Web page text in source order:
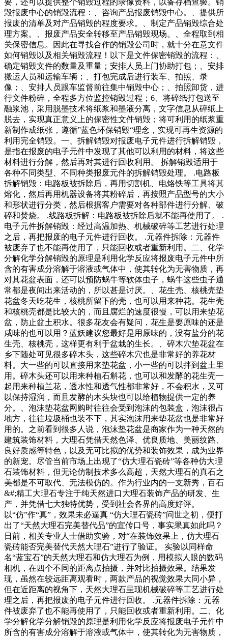
要，还可以提供整个销毁过程的录像资料，以备存档查验。销
毁报废中心的销毁流程：、咨询产品报废销毁中心。、提供所
报废的清单及对产品销毁的程度要求。、制定产品销毁综合处
理方案。、报废产品安全转移至产品销毁现场。、全程取到相
关保密信息。因此在寻找合作的销毁公司时，就十分在意文件
如何销毁以及相关销毁流程！以下是文件保密销毁的流程：、
确定销毁文件的数量及重量；安排人员上门协助打包；、安排
搬运人员和运输车辆；、打包完成后进行装车、拍照、录
像；、安排人员跟车监督前往集中销毁中心；、拍照卸货，进
行文件粉碎，全程多方位监控销毁过程；6、将碎纸打包送至
融浆池，采用脱墨技术将纸浆和墨液分离，文字信息从碎纸上
脱去，实现真正意义上的保密性文件销毁；将可利用的纸浆重
新制作成纸张，遵循”蓝色环保销毁“理念，实现可再生资源的
利用完全销毁。一、拆解销毁对报废电子元件进行拆解销毁，
是指在报废的电子元件中发现了其他可以利用的材料，将这些
材料进行分解，然后再对其进行回收利用。 拆解销毁适用于
各种不同类型、不同种类报废元件的拆解销毁处理。 .电路板
拆解销毁：电路板被拆除后，再用切割机、电烙铁等工具将其
熔化，然后再用机器设备将其粉碎后，再按照产品型号的大小
和形状进行分类，然后根据客户需要对各种部件进行分解、破
碎和焚烧。 .线路板拆解：电路板被拆除后就不能再使用了。 .
电子元件拆解销毁：经过高温加热、机械破碎等工艺进行处理
之后，再把报废的电子元件进行回收。 .元器件拆除：元器件
被废弃了也不能再使用了，只能回收或者重新利用。二、化学
分解化学分解销毁的原理是利用化学反应将报废电子元件中所
含的有害成分溶解于溶液或气体中，使其转化为无害物质，再
对其花盆表面，还可以预防蜗牛等软体虫子，蜗牛这些虫子通
常都是夜间出来活动的，所以甚是讨厌。、花生壳、核桃壳垫
花盆冬天吃花生，核桃所留下的壳，也可以用来种花。花生壳
和核桃壳都是比较大的，而且腐烂的速度很慢，可以用来垫花
盆，防止盆土积水。很多花友会有疑问，花生是要原味的还是
咸味的也可以用？蓝妖建议您最好是用原味的，没有盐分的花
生壳、核桃壳，这样更有利于盆栽的生长。、碎木穴垫花盆在
乡下随处可见很多碎木头，这些碎木穴也是非常好的养花材
料。大一些的可以直接用来垫花盆，小一些的可以拌到盆土里
用。碎木头还可以用来种植石斛花，也可以和发酵的花生壳一
起用来种植兰花，透水性和透气性都非常好，不会积水，又可
以保持湿润，而且发酵的木头块也可以给植物提供一定的养
分。、泡沫垫花盆网购时往往会受到泡沫的包装盒，泡沫很占
地方，往往垃圾桶也装不下，其实泡沫用来垫花盆也是非常好
用的。之前看到很多人说，泡沫垫花盆是商家作为一种天然的
建筑装饰材料，大理石凭借天然色泽、优良质地、美丽纹路、
良好质感等特色，以及无可比拟的优势和装饰效果，成为业界
的新宠。尽管当前市场上出现了“仿大理石瓷砖”等各种仿大理
石装饰材料，但无论仿制技术多么高超，天然大理石的真石之
美都是不可取代、无法模仿的。作为行业内的一支新秀，百石
&#;精工大理石专注于纯天然进口大理石装饰产品的研发、生
产，并凭借七大独特优势，受到社会各界的高度好评。
以“仿”作“真”，效果未必逼真 “仿大理石瓷砖”问世之初，便打
出了“天然大理石完美替代品”的宣传口号，事实果真如此吗？
日前，相关专业人士借助实验，对“在装饰效果上，仿大理石
瓷砖能否完美替代天然大理石”进行了验证。 实验以同样命
名“蓝宝石”的天然大理石和仿大理石为例，用模拟人眼的数码
相机，在四个不同的距离点拍摄，并对比拍摄效果。结果发
现，虽然在较远距离观看时，两款产品的视觉效果大同小异，
但在近距离的视角下，天然大理石呈现机械破碎等工艺进行处
理之后，再把报废的电子元件进行回收。 .元器件拆除：元器
件被废弃了也不能再使用了，只能回收或者重新利用。二、化
学分解化学分解销毁的原理是利用化学反应将报废电子元件中
所含的有害成分溶解于溶液或气体中，使其转化为无害物质，